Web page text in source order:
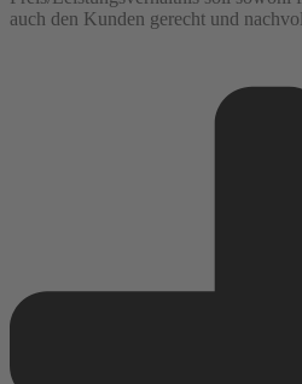
auch den Kunden gerecht und